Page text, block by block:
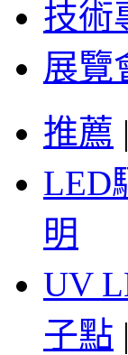
技術
展覽
推薦 |
LED
明
UV
子點 |